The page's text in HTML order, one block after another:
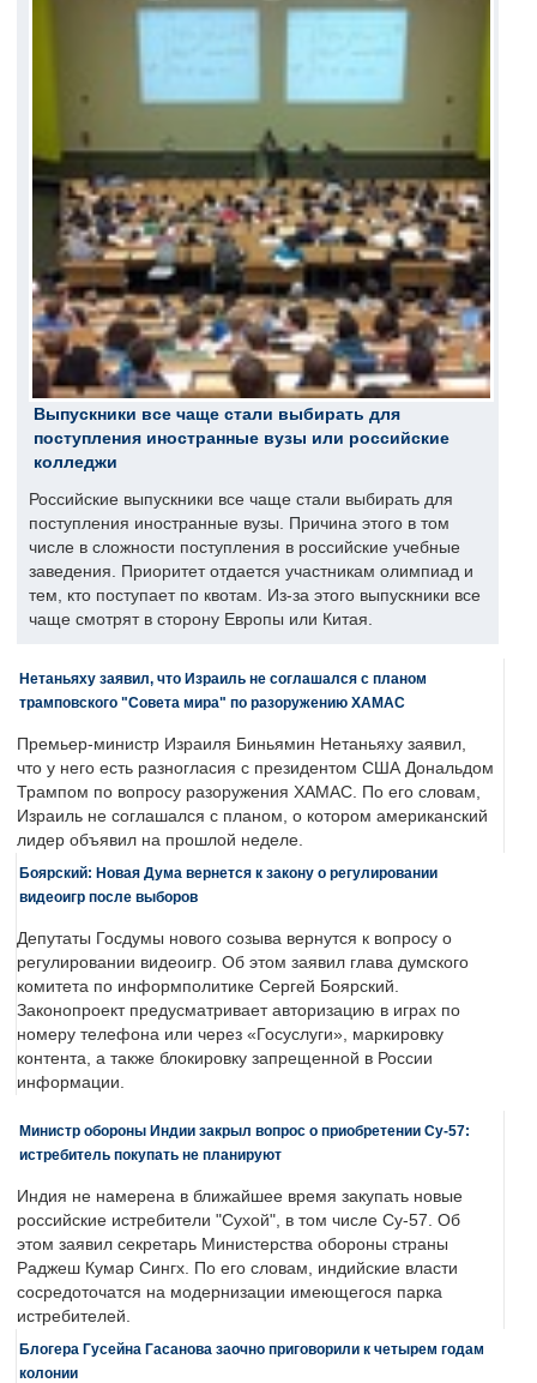
Выпускники все чаще стали выбирать для
поступления иностранные вузы или российские
колледжи
Российские выпускники все чаще стали выбирать для
поступления иностранные вузы. Причина этого в том
числе в сложности поступления в российские учебные
заведения. Приоритет отдается участникам олимпиад и
тем, кто поступает по квотам. Из-за этого выпускники все
чаще смотрят в сторону Европы или Китая.
Нетаньяху заявил, что Израиль не соглашался с планом
трамповского "Совета мира" по разоружению ХАМАС
Премьер-министр Израиля Биньямин Нетаньяху заявил,
что у него есть разногласия с президентом США Дональдом
Трампом по вопросу разоружения ХАМАС. По его словам,
Израиль не соглашался с планом, о котором американский
лидер объявил на прошлой неделе.
Боярский: Новая Дума вернется к закону о регулировании
видеоигр после выборов
Депутаты Госдумы нового созыва вернутся к вопросу о
регулировании видеоигр. Об этом заявил глава думского
комитета по информполитике Сергей Боярский.
Законопроект предусматривает авторизацию в играх по
номеру телефона или через «Госуслуги», маркировку
контента, а также блокировку запрещенной в России
информации.
Министр обороны Индии закрыл вопрос о приобретении Су-57:
истребитель покупать не планируют
Индия не намерена в ближайшее время закупать новые
российские истребители "Сухой", в том числе Су-57. Об
этом заявил секретарь Министерства обороны страны
Раджеш Кумар Сингх. По его словам, индийские власти
сосредоточатся на модернизации имеющегося парка
истребителей.
Блогера Гусейна Гасанова заочно приговорили к четырем годам
колонии